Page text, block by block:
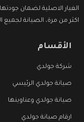
الغيار الاصلية لضمان
اكثر من مرة، الصيانة
الأقسام
شركة جولدي
صيانة جولدي الرئيسي
صيانة جولدي وعناوينها
ارقام صيانة جولدي